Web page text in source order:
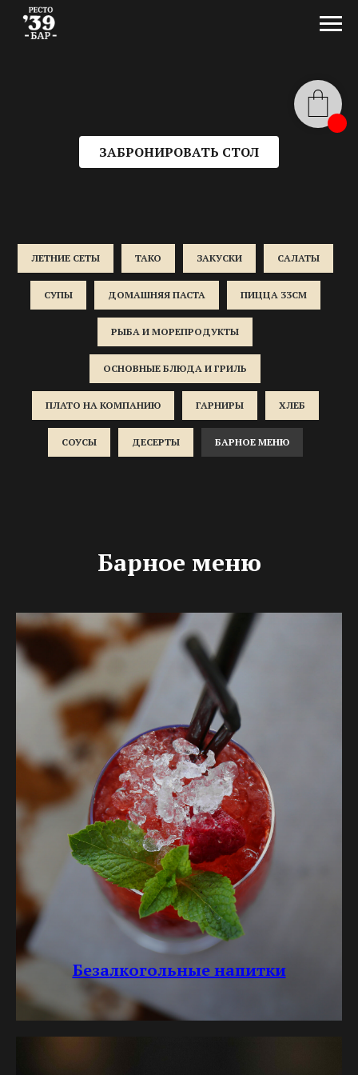
ЗАБРОНИРОВАТЬ СТОЛ
ЛЕТНИЕ СЕТЫ ТАКО ЗАКУСКИ САЛАТЫ
СУПЫ ДОМАШНЯЯ ПАСТА ПИЦЦА 33СМ
РЫБА И МОРЕПРОДУКТЫ
ОСНОВНЫЕ БЛЮДА И ГРИЛЬ
ПЛАТО НА КОМПАНИЮ ГАРНИРЫ ХЛЕБ
СОУСЫ ДЕСЕРТЫ БАРНОЕ МЕНЮ
Барное меню
Безалкогольные напитки